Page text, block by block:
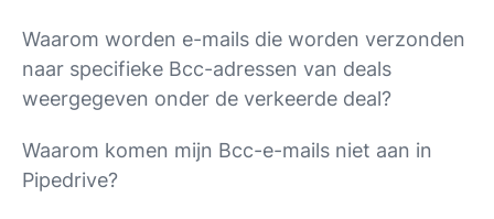
Waarom worden e-mails die worden verzonden
naar specifieke Bcc-adressen van deals
weergegeven onder de verkeerde deal?
Waarom komen mijn Bcc-e-mails niet aan in
Pipedrive?